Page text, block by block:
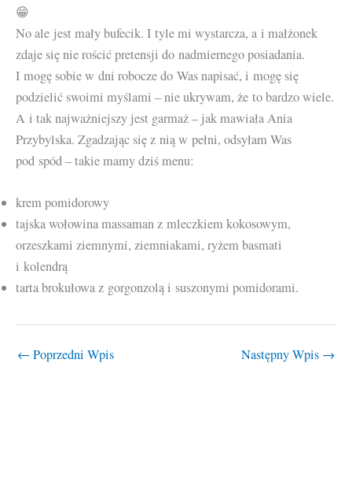
😁
No ale jest mały bufecik. I tyle mi wystarcza, a i małżonek
zdaje się nie rościć pretensji do nadmiernego posiadania.
I mogę sobie w dni robocze do Was napisać, i mogę się
podzielić swoimi myślami – nie ukrywam, że to bardzo wiele.
A i tak najważniejszy jest garmaż – jak mawiała Ania
Przybylska. Zgadzając się z nią w pełni, odsyłam Was
pod spód – takie mamy dziś menu:
krem pomidorowy
tajska wołowina massaman z mleczkiem kokosowym,
orzeszkami ziemnymi, ziemniakami, ryżem basmati
i kolendrą
tarta brokułowa z gorgonzolą i suszonymi pomidorami.
← Poprzedni Wpis Następny Wpis →